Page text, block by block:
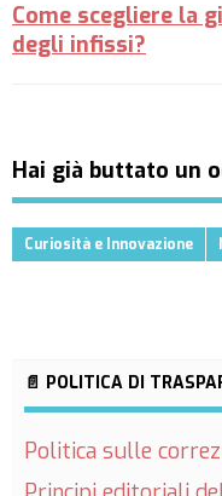
Come scegliere la
degli infissi?
Hai già buttato un
Curiosità e Innovazione
📄 POLITICA DI
Politica sulle